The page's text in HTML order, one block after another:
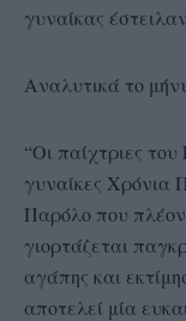
γυναίκας
Αναλυτικά το
“Οι παίχτριες του
γυναίκες Χρόνια
Παρόλο που πλέον
γιορτάζεται
αγάπης και
αποτελεί μία